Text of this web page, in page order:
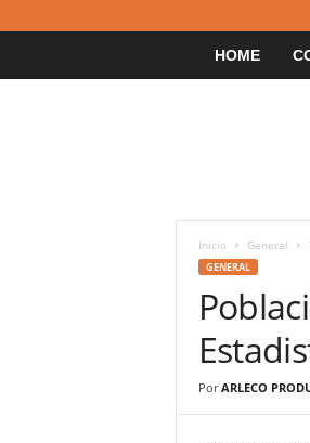
HOME
Inicio General
GENERAL
Por ARLECO